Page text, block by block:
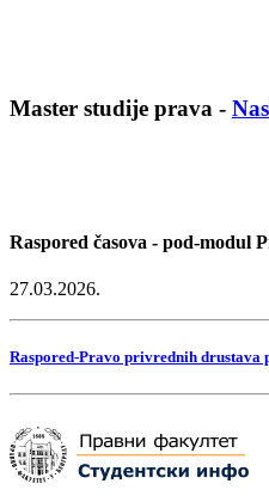
Master studije prava -
Raspored časova - pod-modul
27.03.2026.
Raspored-Pravo privrednih drustava